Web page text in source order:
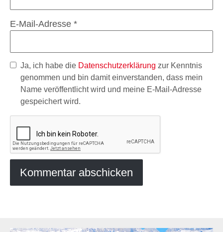
E-Mail-Adresse *
Ja, ich habe die Datenschutzerklärung zur Kenntnis
genommen und bin damit einverstanden, dass mein
Name veröffentlicht wird und meine E-Mail-Adresse
gespeichert wird.